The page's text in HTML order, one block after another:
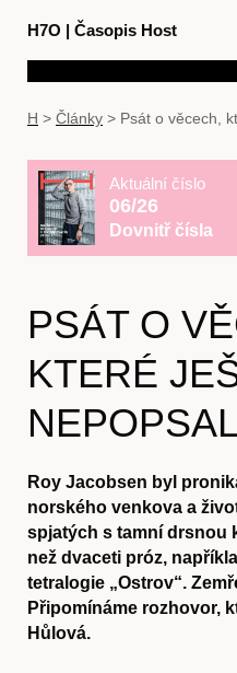
H7O | Časopis Host
H > Články > Psát o věcech,
Aktuální číslo
06/26
Dovnitř čísla
PSÁT O
KTERÉ
NEPOPSAL
Roy Jacobsen byl
norského venkova a
spjatých s tamní drsnou
než dvaceti próz,
tetralogie „Ostrov“.
Připomínáme rozhovor,
Hůlová.